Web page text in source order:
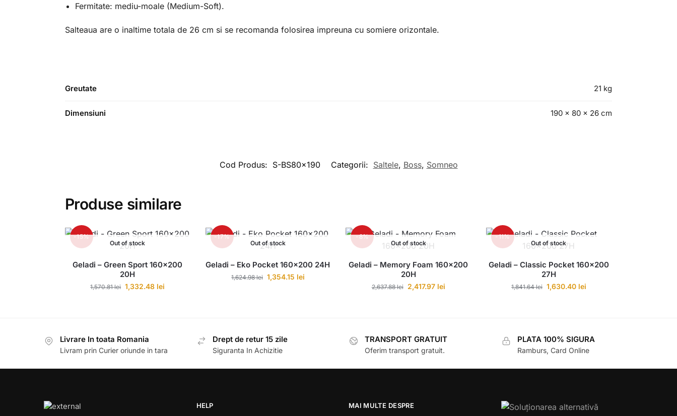
Fermitate: mediu-moale (Medium-Soft).
Salteaua are o inaltime totala de 26 cm si se recomanda folosirea impreuna cu somiere orizontale.
Greutate 21 kg
Dimensiuni 190 × 80 × 26 cm
Cod Produs: S-BS80x190 Categorii: Saltele, Boss, Somneo
Produse similare
-15%
Out of stock
Geladi – Green Sport 160×200
20H
1,570.81lei 1,332.48 lei
-17%
Out of stock
Geladi – Eko Pocket 160×200 24H
1,624.98lei 1,354.15 lei
-8%
Out of stock
Geladi – Memory Foam 160×200
20H
2,637.88lei 2,417.97 lei
-11%
Out of stock
Geladi – Classic Pocket 160×200
27H
1,841.64lei 1,630.40 lei
Livrare In toata Romania
Livram prin Curier oriunde in tara
Drept de retur 15 zile
Siguranta In Achizitie
TRANSPORT GRATUIT
Oferim transport gratuit.
PLATA 100% SIGURA
Ramburs, Card Online
HELP MAI MULTE DESPRE